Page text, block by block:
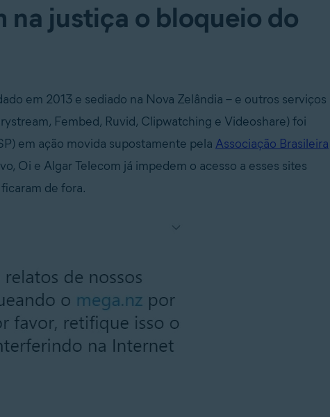
na justiça o bloqueio do
em 2013 e sediado na Nova Zelândia – e outros serviços
Fembed, Ruvid, Clipwatching e Videoshare) foi
em ação movida supostamente pela Associação Brasileira
Oi e Algar Telecom já impedem o acesso a esses sites
de fora.